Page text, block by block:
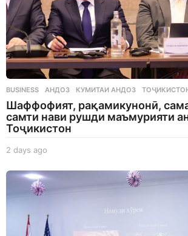
BUSINESS АНДОЗ ,КУМИТАИ АНДОЗ ,
Шаффофият, рақамикунонӣ,
самти нави рушди маъмурияти
Тоҷикистон
2 days ago
a
g
o